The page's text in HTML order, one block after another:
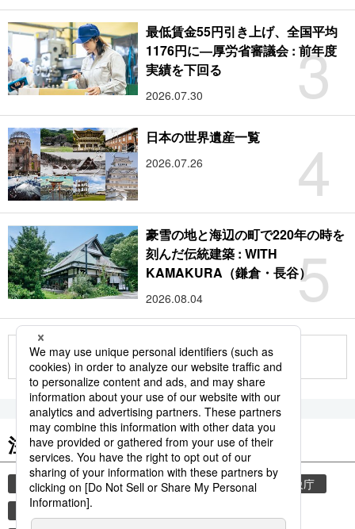
3
最低賃金55円引き上げ、全国平均
1176円に―厚労省審議会 : 前年度
実績を下回る
2026.07.30
4
日本の世界遺産一覧
2026.07.26
5
豪雪の地と海辺の町で220年の時を
刻んだ伝統建築 : WITH
KAMAKURA（鎌倉・長谷）
2026.08.04
もっと見る
注目のキーワード
共同通信ニュース 和食 気象・災害
気象庁
津波
災害